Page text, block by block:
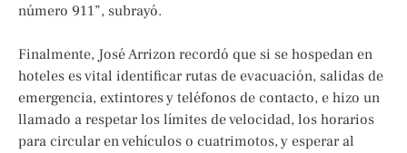
número 911”, subrayó.
Finalmente, José Arrizon recordó que si se hospedan en
hoteles es vital identificar rutas de evacuación, salidas de
emergencia, extintores y teléfonos de contacto, e hizo un
llamado a respetar los límites de velocidad, los horarios
para circular en vehículos o cuatrimotos, y esperar al